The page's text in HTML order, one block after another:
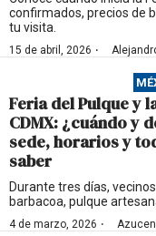
confirmados, precios de
tu visita.
15 de abril, 2026 ·
Feria del Pulque y
CDMX: ¿cuándo y
sede, horarios y
saber
Durante tres días,
barbacoa, pulque
4 de marzo, 2026 ·